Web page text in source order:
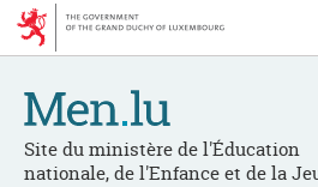
Go
Go
Site du ministère de l'Éducation
nationale, de l'Enfance et de la